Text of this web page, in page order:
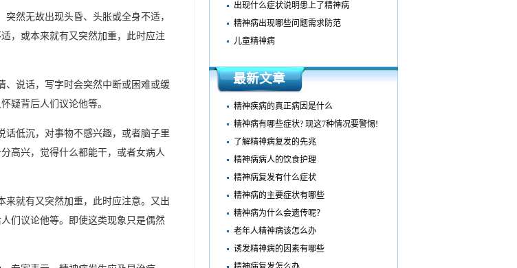
然无故出现头昏、头胀或全身不适，
，或本来就有又突然加重，此时应注
、说话，写字时会突然中断或困难或缓
疑背后人们议论他等。
话低沉，对事物不感兴趣，或者脑子里
高兴，觉得什么都能干，或者女病人
来就有又突然加重，此时应注意。又出
们议论他等。即使这类现象只是偶然
出现什么症状说明患上了精神病
精神病出现哪些问题需求防范
儿童精神病
最新文章
精神疾病的真正病因是什么
精神病有哪些症状? 现这7种情况要警惕!
了解精神病复发的先兆
精神病病人的饮食护理
精神病复发有什么症状
精神病的主要症状有哪些
精神病为什么会遗传呢？
老年人精神病该怎么办
诱发精神病的因素有哪些